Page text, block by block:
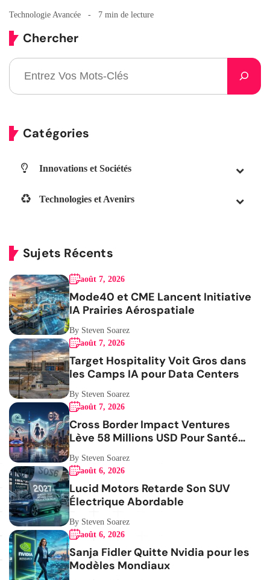
Technologie Avancée 7 min de lecture
Chercher
Catégories
Innovations et Sociétés
Technologies et Avenirs
Sujets Récents
août 7, 2026
Mode40 et CME Lancent Initiative
IA Prairies Aérospatiale
By Steven Soarez
août 7, 2026
Target Hospitality Voit Gros dans
les Camps IA pour Data Centers
By Steven Soarez
août 7, 2026
Cross Border Impact Ventures
Lève 58 Millions USD Pour Santé
Femmes
By Steven Soarez
août 6, 2026
Lucid Motors Retarde Son SUV
Électrique Abordable
By Steven Soarez
août 6, 2026
Sanja Fidler Quitte Nvidia pour les
Modèles Mondiaux